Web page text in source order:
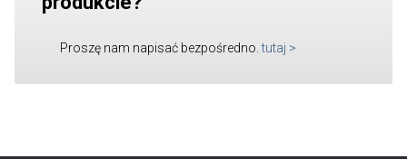
Proszę nam napisać bezpośredno. tutaj >